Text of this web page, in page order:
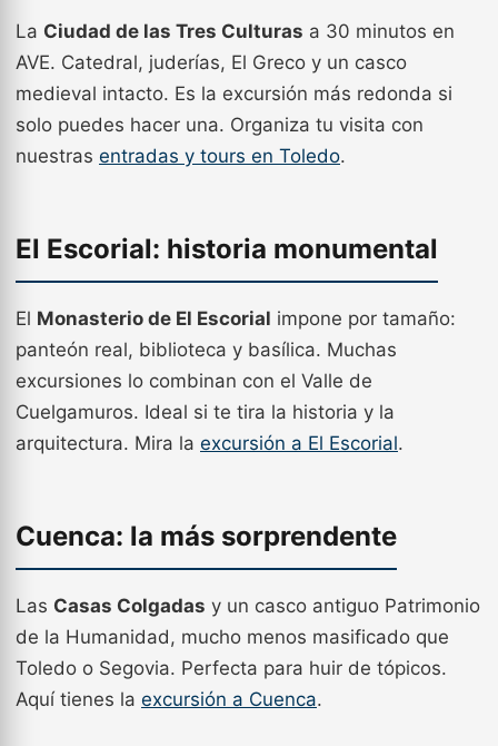
La Ciudad de las Tres Culturas a 30 minutos en
AVE. Catedral, juderías, El Greco y un casco
medieval intacto. Es la excursión más redonda si
solo puedes hacer una. Organiza tu visita con
nuestras entradas y tours en Toledo.
El Escorial: historia monumental
El Monasterio de El Escorial impone por tamaño:
panteón real, biblioteca y basílica. Muchas
excursiones lo combinan con el Valle de
Cuelgamuros. Ideal si te tira la historia y la
arquitectura. Mira la excursión a El Escorial.
Cuenca: la más sorprendente
Las Casas Colgadas y un casco antiguo Patrimonio
de la Humanidad, mucho menos masificado que
Toledo o Segovia. Perfecta para huir de tópicos.
Aquí tienes la excursión a Cuenca.